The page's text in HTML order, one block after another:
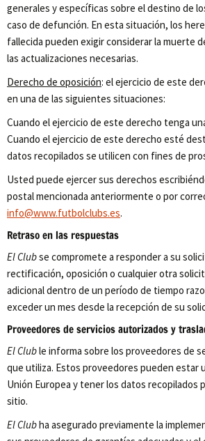
generales y específicas sobre el destino de
caso de defunción. En esta situación, los
fallecida pueden exigir considerar la muerte
las actualizaciones necesarias.
Derecho de oposición: el ejercicio de este
en una de las siguientes situaciones:
Cuando el ejercicio de este derecho tenga
Cuando el ejercicio de este derecho esté
datos recopilados se utilicen con fines de
Usted puede ejercer sus derechos
postal mencionada anteriormente o por
info@www.futbolclubs.es.
Retraso en las respuestas
El Clubse compromete a responder a su
rectificación, oposición o cualquier otra
adicional dentro de un período de tiempo
exceder un mes desde la recepción de su
Proveedores de servicios autorizados y
El Cluble informa sobre los proveedores de
que utiliza. Estos proveedores pueden estar
Unión Europea y tener los datos recopilados
sitio.
El Clubha asegurado previamente la